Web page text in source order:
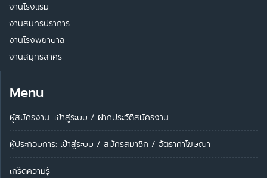
งานโรงแรม
งานสมุทรปราการ
งานโรงพยาบาล
งานสมุทรสาคร
Menu
ผู้สมัครงาน: เข้าสู่ระบบ / ฝากประวัติสมัครงาน
ผู้ประกอบการ: เข้าสู่ระบบ / สมัครสมาชิก / อัตราค่าโฆษณา
เกร็ดความรู้